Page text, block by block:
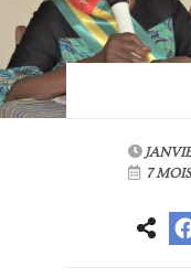
7 MOIS